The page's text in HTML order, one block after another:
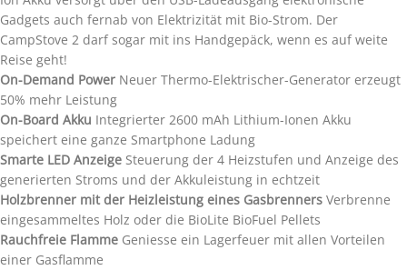
Gadgets auch fernab von Elektrizität mit Bio-Strom. Der
CampStove 2 darf sogar mit ins Handgepäck, wenn es auf weite
Reise geht!
On-Demand Power Neuer Thermo-Elektrischer-Generator erzeugt
50% mehr Leistung
On-Board Akku Integrierter 2600 mAh Lithium-Ionen Akku
speichert eine ganze Smartphone Ladung
Smarte LED Anzeige Steuerung der 4 Heizstufen und Anzeige des
generierten Stroms und der Akkuleistung in echtzeit
Holzbrenner mit der Heizleistung eines Gasbrenners Verbrenne
eingesammeltes Holz oder die BioLite BioFuel Pellets
Rauchfreie Flamme Geniesse ein Lagerfeuer mit allen Vorteilen
einer Gasflamme